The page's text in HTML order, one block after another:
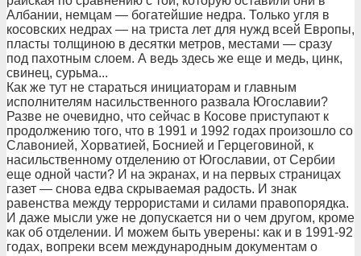
Албании, немцам — богатейшие недра. Только угля в
косовских недрах — на триста лет для нужд всей Европы,
пласты толщиною в десятки метров, местами — сразу
под пахотным слоем. А ведь здесь же еще и медь, цинк,
свинец, сурьма...
Как же тут не стараться инициаторам и главным
исполнителям насильственного развала Югославии?
Разве не очевидно, что сейчас в Косове приступают к
продолжению того, что в 1991 и 1992 годах произошло со
Славонией, Хорватией, Боснией и Герцеговиной, к
насильственному отделению от Югославии, от Сербии
еще одной части? И на экранах, и на первых страницах
газет — снова едва скрываемая радость. И знак
равенства между террористами и силами правопорядка.
И даже мысли уже не допускается ни о чем другом, кроме
как об отделении. И можем быть уверены: как и в 1991-92
годах, вопреки всем международным документам о